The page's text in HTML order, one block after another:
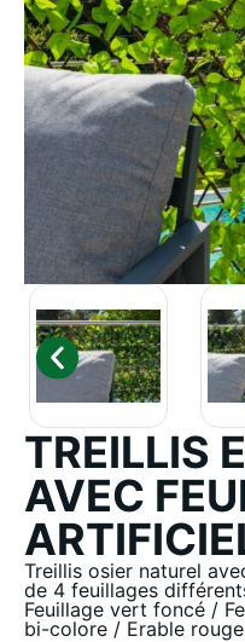
TREILLIS
AVEC
Treillis osier naturel
de 4 feuillages
Feuillage vert foncé /
bi-colore / Erable rouge